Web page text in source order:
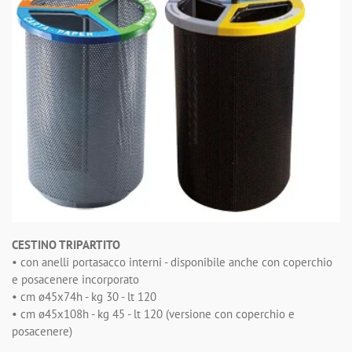
CESTINO TRIPARTITO
• con anelli portasacco interni - disponibile anche con coperchio
e posacenere incorporato
• cm ø45x74h - kg 30 - lt 120
• cm ø45x108h - kg 45 - lt 120 (versione con coperchio e
posacenere)